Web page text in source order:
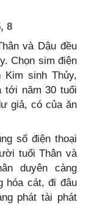
8
và Dậu đều
Chọn sim điện
sinh Thủy,
tới năm 30 tuổi
giả, có của ăn
số điện thoại
tuổi Thân và
duyên càng
hóa cát, đi đâu
phát tài phát